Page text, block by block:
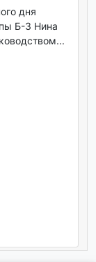
дня
Б-3 Нина